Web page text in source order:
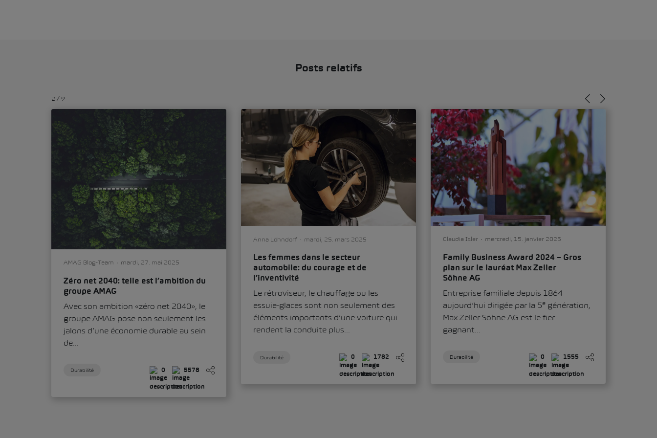
Posts relatifs
2 / 9
AMAG Blog-Team mardi, 27. mai 2025
Zéro net 2040: telle est l’ambition du
groupe AMAG
Avec son ambition «zéro net 2040», le
groupe AMAG pose non seulement les
jalons d’une économie durable au sein
de...
Durabilité 0 5578
Anna Löhndorf mardi, 25. mars 2025
Les femmes dans le secteur
automobile: du courage et de
l’inventivité
Le rétroviseur, le chauffage ou les
essuie-glaces sont non seulement des
éléments importants d’une voiture qui
rendent la conduite plus...
Durabilité 0 1782
Claudia Isler mercredi, 15. janvier 2025
Family Business Award 2024 – Gros
plan sur le lauréat Max Zeller
Söhne AG
Entreprise familiale depuis 1864
aujourd’hui dirigée par la 5egénération,
Max Zeller Söhne AG est le fier
gagnant...
Durabilité 0 1555